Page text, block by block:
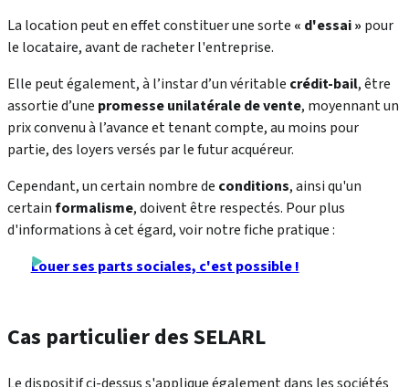
La location peut en effet constituer une sorte « d'essai » pour
le locataire, avant de racheter l'entreprise.
Elle peut également, à l’instar d’un véritable crédit-bail, être
assortie d’une promesse unilatérale de vente, moyennant un
prix convenu à l’avance et tenant compte, au moins pour
partie, des loyers versés par le futur acquéreur.
Cependant, un certain nombre de conditions, ainsi qu'un
certainformalisme, doivent être respectés. Pour plus
d'informations à cet égard, voir notre fiche pratique :
Louer ses parts sociales, c'est possible !
Cas particulier des SELARL